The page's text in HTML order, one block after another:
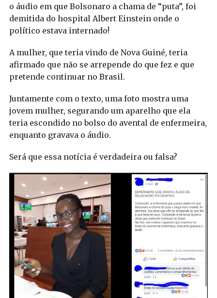
o áudio em que Bolsonaro a chama de “puta”, foi
demitida do hospital Albert Einstein onde o
político estava internado!
A mulher, que teria vindo de Nova Guiné, teria
afirmado que não se arrepende do que fez e que
pretende continuar no Brasil.
Juntamente com o texto, uma foto mostra uma
jovem mulher, segurando um aparelho que ela
teria escondido no bolso do avental de enfermeira,
enquanto gravava o áudio.
Será que essa notícia é verdadeira ou falsa?